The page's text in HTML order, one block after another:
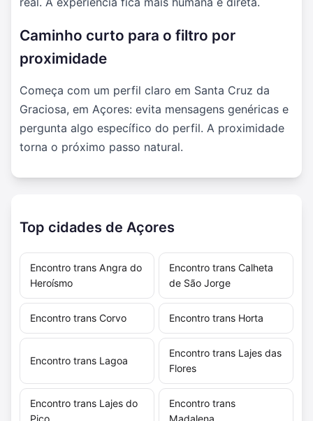
Caminho curto para o filtro por
proximidade
Começa com um perfil claro em Santa Cruz da
Graciosa, em Açores: evita mensagens genéricas e
pergunta algo específico do perfil. A proximidade
torna o próximo passo natural.
Top cidades de Açores
Encontro trans Angra do
Heroísmo
Encontro trans Calheta
de São Jorge
Encontro trans Corvo Encontro trans Horta
Encontro trans Lagoa
Encontro trans Lajes das
Flores
Encontro trans Lajes do
Pico
Encontro trans
Madalena